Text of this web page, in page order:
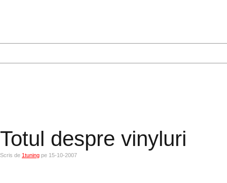
Totul despre vinyluri
Scris de 1tuning pe 15-10-2007